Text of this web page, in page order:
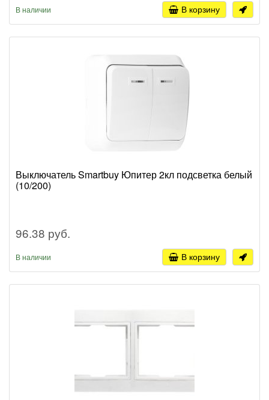
В наличии В корзину
Выключатель Smartbuy Юпитер 2кл подсветка белый
(10/200)
96.38 руб.
В наличии В корзину